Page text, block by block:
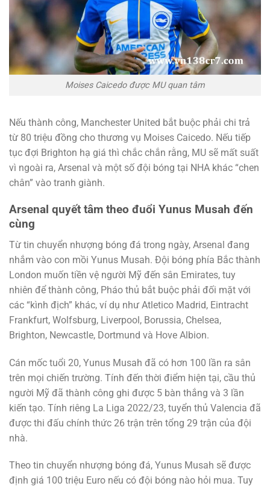
Moises Caicedo được MU quan tâm
Nếu thành công, Manchester United bắt buộc phải chi trả
từ 80 triệu đồng cho thương vụ Moises Caicedo. Nếu tiếp
tục đợi Brighton hạ giá thì chắc chắn rằng, MU sẽ mất suất
vì ngoài ra, Arsenal và một số đội bóng tại NHA khác “chen
chân” vào tranh giành.
Arsenal quyết tâm theo đuổi Yunus Musah đến
cùng
Từ tin chuyển nhượng bóng đá trong ngày, Arsenal đang
nhắm vào con mồi Yunus Musah. Đội bóng phía Bắc thành
London muốn tiền vệ người Mỹ đến sân Emirates, tuy
nhiên để thành công, Pháo thủ bắt buộc phải đối mặt với
các “kình địch” khác, ví dụ như Atletico Madrid, Eintracht
Frankfurt, Wolfsburg, Liverpool, Borussia, Chelsea,
Brighton, Newcastle, Dortmund và Hove Albion.
Cán mốc tuổi 20, Yunus Musah đã có hơn 100 lần ra sân
trên mọi chiến trường. Tính đến thời điểm hiện tại, cầu thủ
người Mỹ đã thành công ghi được 5 bàn thắng và 3 lần
kiến tạo. Tính riêng La Liga 2022/23, tuyển thủ Valencia đã
được thi đấu chính thức 26 trận trên tổng 29 trận của đội
nhà.
Theo tin chuyển nhượng bóng đá, Yunus Musah sẽ được
định giá 100 triệu Euro nếu có đội bóng nào hỏi mua. Tuy